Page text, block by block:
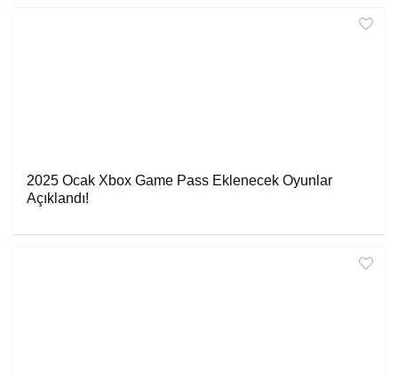
2025 Ocak Xbox Game Pass Eklenecek Oyunlar
Açıklandı!